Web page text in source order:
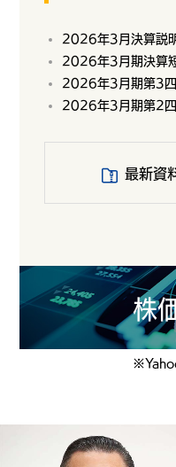
2026年3月決算説
2026年3月期決算
2026年3月期第3四
2026年3月期第2四
最新資
株